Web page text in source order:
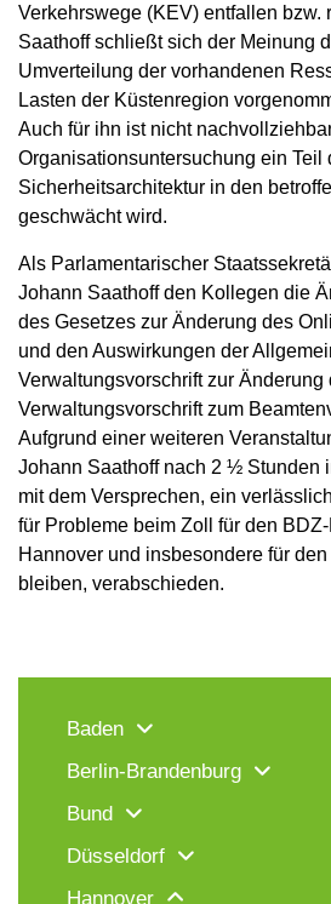
Verkehrswege (KEV) entfallen bzw.
Saathoff schließt sich der Meinung
Umverteilung der vorhandenen
Lasten der Küstenregion
Auch für ihn ist nicht
Organisationsuntersuchung ein Teil
Sicherheitsarchitektur in den
geschwächt wird.
Als Parlamentarischer
Johann Saathoff den Kollegen die
des Gesetzes zur Änderung des
und den Auswirkungen der
Verwaltungsvorschrift zur Änderung
Verwaltungsvorschrift zum
Aufgrund einer weiteren
Johann Saathoff nach 2 ½ Stunden
mit dem Versprechen, ein
für Probleme beim Zoll für den
Hannover und insbesondere für
bleiben, verabschieden.
Baden
Berlin-Brandenburg
Bund
Düsseldorf
Hannover